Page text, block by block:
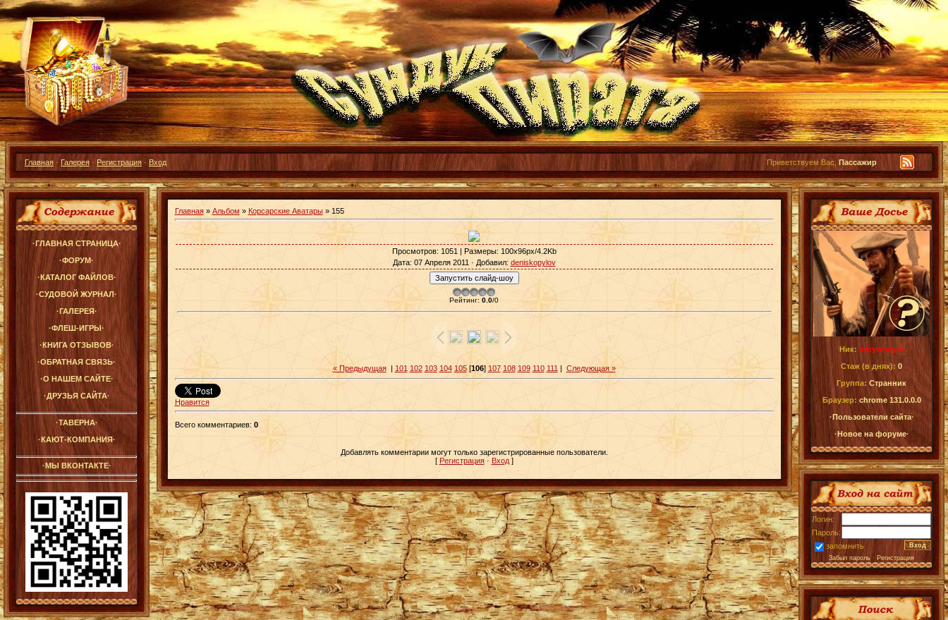
Главная · Галерея · Регистрация · Вход Приветствуем Вас, Пассажир
·ГЛАВНАЯ СТРАНИЦА·
·ФОРУМ·
·КАТАЛОГ ФАЙЛОВ·
·СУДОВОЙ ЖУРНАЛ·
·ГАЛЕРЕЯ·
·ФЛЕШ-ИГРЫ·
·КНИГА ОТЗЫВОВ·
·ОБРАТНАЯ СВЯЗЬ·
·О НАШЕМ САЙТЕ·
·ДРУЗЬЯ САЙТА·
·ТАВЕРНА·
·КАЮТ-КОМПАНИЯ·
·МЫ ВКОНТАКТЕ·
Главная» Альбом » Корсарские Аватары» 155
Просмотров: 1051 | Размеры: 100x96px/4.2Kb
Дата: 07 Апреля 2011 · Добавил: deniskopylov
Рейтинг: 0.0/0
« Предыдущая| 101 102 103 104 105[106]107 108 109 110 111 | Следующая »
Нравится
Всего комментариев: 0
Добавлять комментарии могут только зарегистрированные пользователи.
[ Регистрация· Вход]
Ник: отсутствует
Стаж (в днях): 0
Группа: Странник
Браузер: chrome 131.0.0.0
·Пользователи сайта·
·Новое на форуме·
Логин:
Пароль:
запомнить
Забыл пароль · Регистрация